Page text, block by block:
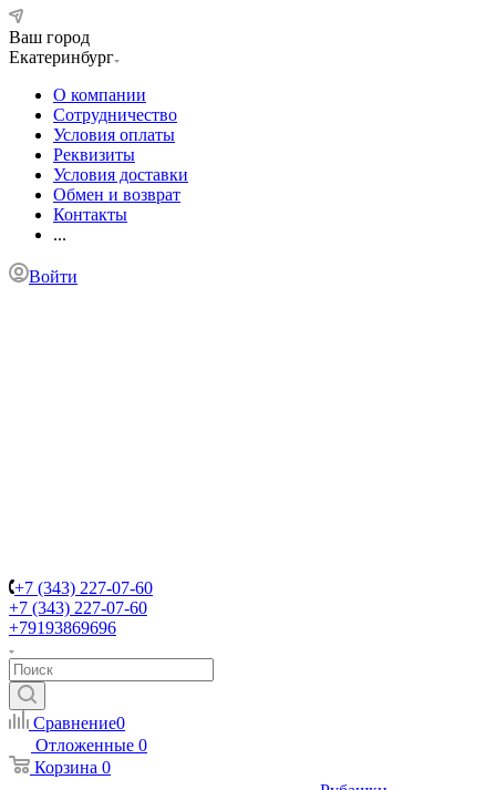
Ваш город
Екатеринбург
О компании
Сотрудничество
Условия оплаты
Реквизиты
Условия доставки
Обмен и возврат
Контакты
...
Войти
+7 (343) 227-07-60
+7 (343) 227-07-60
+79193869696
Сравнение0
Отложенные 0
Корзина 0